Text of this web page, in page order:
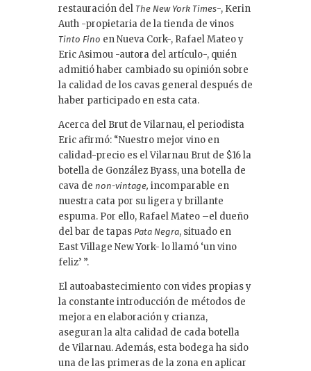
restauración del The New York Times-, Kerin
Auth -propietaria de la tienda de vinos
Tinto Fino en Nueva Cork-, Rafael Mateo y
Eric Asimou -autora del artículo-, quién
admitió haber cambiado su opinión sobre
la calidad de los cavas general después de
haber participado en esta cata.
Acerca del Brut de Vilarnau, el periodista
Eric afirmó: “Nuestro mejor vino en
calidad-precio es el Vilarnau Brut de $16 la
botella de González Byass, una botella de
cava de non-vintage, incomparable en
nuestra cata por su ligera y brillante
espuma. Por ello, Rafael Mateo –el dueño
del bar de tapas Pata Negra, situado en
East Village New York- lo llamó ‘un vino
feliz’ ”.
El autoabastecimiento con vides propias y
la constante introducción de métodos de
mejora en elaboración y crianza,
aseguran la alta calidad de cada botella
de Vilarnau. Además, esta bodega ha sido
una de las primeras de la zona en aplicar